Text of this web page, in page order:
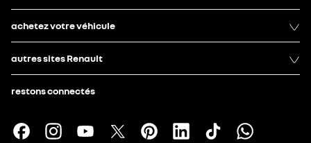
achetez votre véhicule
autres sites Renault
restons connectés